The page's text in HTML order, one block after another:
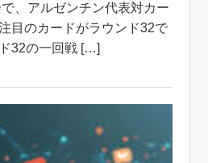
、アルゼンチン代表対カー
目のカードがラウンド32で
32の一回戦 […]